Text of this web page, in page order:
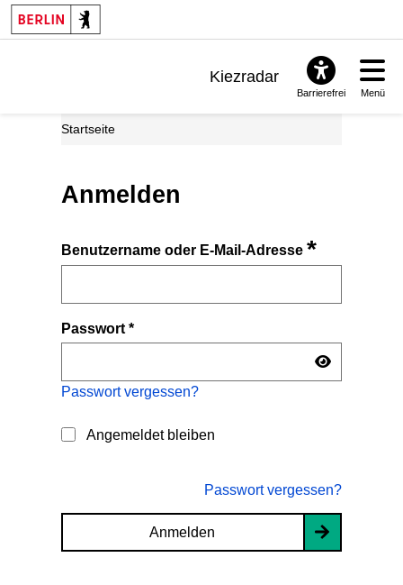
Kiezradar
Barrierefrei Menü
Startseite
Anmelden
Benutzername oder E-Mail-Adresse*
Passwort*
Passwort vergessen?
Angemeldet bleiben
Passwort vergessen?
Anmelden